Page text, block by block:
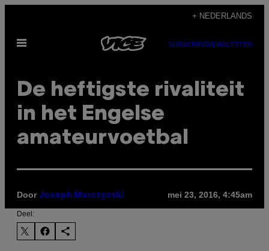
de
+ NEDERLANDS
Open
SUBSCRIBENEWSLETTER
De heftigste rivaliteit
in het Engelse
amateurvoetbal
Door Joseph Marczynski mei 23, 2016, 4:45am
Deel: